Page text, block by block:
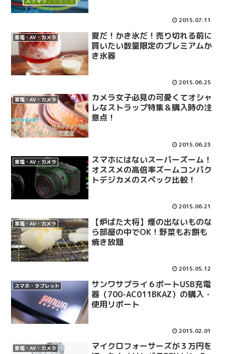
2015.07.11
家電・AV・カメラ
夏だ！かき氷だ！売り切れる前に
買いたい数量限定のプレミアムか
き氷器
2015.06.25
家電・AV・カメラ
カメラ女子必見の可愛くてオシャ
レなストラップ特集＆購入時の注
意点！
2015.06.23
家電・AV・カメラ
スマホにはないスーパーズーム！
オススメの高倍率ズームコンパク
トデジカメのスペック比較！
2015.06.21
家電・AV・カメラ
【炉ばた大将】煙の出ないものな
ら部屋の中でOK！野菜もお餅も
焼き放題
2015.05.12
スマホ・タブレット
サンワサプライ６ポートUSB充電
器（700-AC011BKAZ）の購入・
使用リポート
2015.02.01
家電・AV・カメラ
マイクロフォーサーズが３万円を